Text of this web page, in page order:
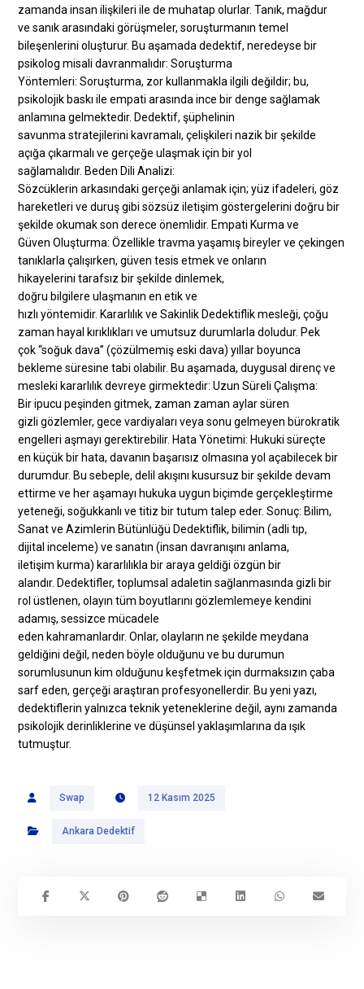
zamanda insan ilişkileri ile de muhatap olurlar. Tanık, mağdur
ve sanık arasındaki görüşmeler, soruşturmanın temel
bileşenlerini oluşturur. Bu aşamada dedektif, neredeyse bir
psikolog misali davranmalıdır: Soruşturma
Yöntemleri: Soruşturma, zor kullanmakla ilgili değildir; bu,
psikolojik baskı ile empati arasında ince bir denge sağlamak
anlamına gelmektedir. Dedektif, şüphelinin
savunma stratejilerini kavramalı, çelişkileri nazik bir şekilde
açığa çıkarmalı ve gerçeğe ulaşmak için bir yol
sağlamalıdır. Beden Dili Analizi:
Sözcüklerin arkasındaki gerçeği anlamak için; yüz ifadeleri, göz
hareketleri ve duruş gibi sözsüz iletişim göstergelerini doğru bir
şekilde okumak son derece önemlidir. Empati Kurma ve
Güven Oluşturma: Özellikle travma yaşamış bireyler ve çekingen
tanıklarla çalışırken, güven tesis etmek ve onların
hikayelerini tarafsız bir şekilde dinlemek,
doğru bilgilere ulaşmanın en etik ve
hızlı yöntemidir. Kararlılık ve Sakinlik Dedektiflik mesleği, çoğu
zaman hayal kırıklıkları ve umutsuz durumlarla doludur. Pek
çok “soğuk dava” (çözülmemiş eski dava) yıllar boyunca
bekleme süresine tabi olabilir. Bu aşamada, duygusal direnç ve
mesleki kararlılık devreye girmektedir: Uzun Süreli Çalışma:
Bir ipucu peşinden gitmek, zaman zaman aylar süren
gizli gözlemler, gece vardiyaları veya sonu gelmeyen bürokratik
engelleri aşmayı gerektirebilir. Hata Yönetimi: Hukuki süreçte
en küçük bir hata, davanın başarısız olmasına yol açabilecek bir
durumdur. Bu sebeple, delil akışını kusursuz bir şekilde devam
ettirme ve her aşamayı hukuka uygun biçimde gerçekleştirme
yeteneği, soğukkanlı ve titiz bir tutum talep eder. Sonuç: Bilim,
Sanat ve Azimlerin Bütünlüğü Dedektiflik, bilimin (adli tıp,
dijital inceleme) ve sanatın (insan davranışını anlama,
iletişim kurma) kararlılıkla bir araya geldiği özgün bir
alandır. Dedektifler, toplumsal adaletin sağlanmasında gizli bir
rol üstlenen, olayın tüm boyutlarını gözlemlemeye kendini
adamış, sessizce mücadele
eden kahramanlardır. Onlar, olayların ne şekilde meydana
geldiğini değil, neden böyle olduğunu ve bu durumun
sorumlusunun kim olduğunu keşfetmek için durmaksızın çaba
sarf eden, gerçeği araştıran profesyonellerdir. Bu yeni yazı,
dedektiflerin yalnızca teknik yeteneklerine değil, aynı zamanda
psikolojik derinliklerine ve düşünsel yaklaşımlarına da ışık
tutmuştur.
Swap 12 Kasım 2025
Ankara Dedektif